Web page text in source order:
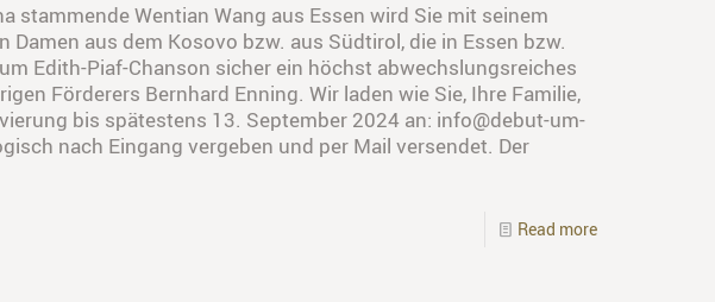
stammende Wentian Wang aus Essen wird Sie mit seinem
aus dem Kosovo bzw. aus Südtirol, die in Essen bzw.
Edith-Piaf-Chanson sicher ein höchst abwechslungsreiches
Förderers Bernhard Enning. Wir laden wie Sie, Ihre Familie,
bis spätestens 13. September 2024 an: info@debut-um-
nach Eingang vergeben und per Mail versendet. Der
Read more